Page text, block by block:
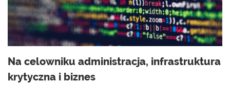
Na celowniku administracja, infrastruktura
krytyczna i biznes